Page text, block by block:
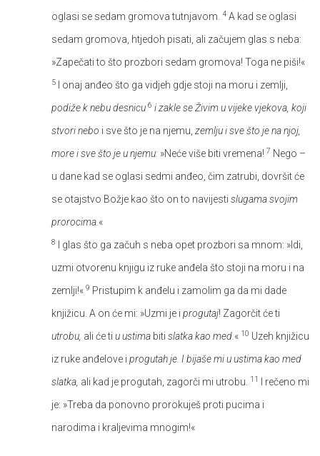
oglasi se sedam gromova tutnjavom. 4 A kad se oglasi
sedam gromova, htjedoh pisati, ali začujem glas s neba:
»Zapečati to što prozbori sedam gromova! Toga ne piši!«
5
I onaj anđeo što ga vidjeh gdje stoji na moru i zemlji,
podiže k nebu desnicu 6 i zakle se Živim u vijeke vjekova, koji
stvori nebo i sve što je na njemu, zemlju i sve što je na njoj,
more i sve što je u njemu: »Neće više biti vremena! 7 Nego –
u dane kad se oglasi sedmi anđeo, čim zatrubi, dovršit će
se otajstvo Božje kao što on to navijesti slugama svojim
prorocima. «
8
I glas što ga začuh s neba opet prozbori sa mnom: »Idi,
uzmi otvorenu knjigu iz ruke anđela što stoji na moru i na
zemlji!« 9 Pristupim k anđelu i zamolim ga da mi dade
knjižicu. A on će mi: »Uzmi je i progutaj! Zagorčit će ti
utrobu, ali će ti u ustima biti slatka kao med. « 10 Uzeh knjižicu
iz ruke anđelove i progutah je. I bijaše mi u ustima kao med
slatka, ali kad je progutah, zagorči mi utrobu. 11
I rečeno mi
je: »Treba da ponovno prorokuješ proti pucima i
narodima i kraljevima mnogim!«